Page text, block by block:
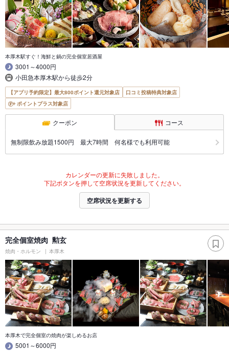
本厚木駅すぐ！海鮮と鍋の完全個室居酒屋
3001～4000円
小田急本厚木駅から徒歩2分
【アプリ予約限定】最大800ポイント還元対象店
口コミ投稿特典対象店
ポイントプラス対象店
クーポン コース
無制限飲み放題1500円 最大7時間 何名様でも利用可能
カレンダーの更新に失敗しました。
下記ボタンを押して空席状況を更新してください。
空席状況を更新する
完全個室焼肉 勲玄
焼肉・ホルモン 本厚木
本厚木で完全個室の焼肉が楽しめるお店
5001～6000円